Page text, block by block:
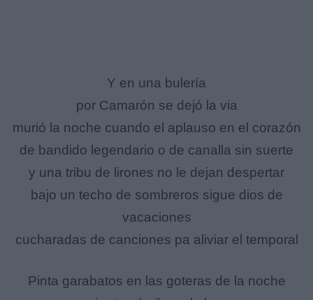
Y en una bulería
por Camarón se dejó la via
murió la noche cuando el aplauso en el corazón
de bandido legendario o de canalla sin suerte
y una tribu de lirones no le dejan despertar
bajo un techo de sombreros sigue dios de
vacaciones
cucharadas de canciones pa aliviar el temporal
Pinta garabatos en las goteras de la noche